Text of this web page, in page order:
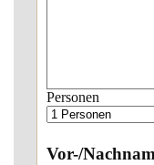
Personen
Vor-/